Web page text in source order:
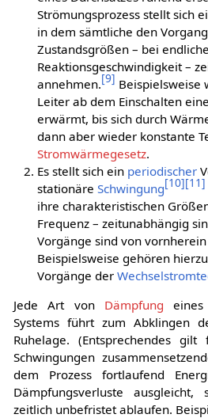
Strömungsprozess stellt sich
in dem sämtliche den
Zustandsgrößen – bei
Reaktionsgeschwindigkeit –
annehmen.[9] Beispielsweise
Leiter ab dem Einschalten
erwärmt, bis sich durch
dann aber wieder konstante
Stromwärmegesetz.
Es stellt sich ein periodischer
stationäre Schwingung[10][11]
ihre charakteristischen
Frequenz – zeitunabhängig
Vorgänge sind von
Beispielsweise gehören hierzu
Vorgänge der
Jede Art von Dämpfung
Systems führt zum Abklingen
Ruhelage. (Entsprechendes
Schwingungen
dem Prozess fortlaufend
Dämpfungsverluste
zeitlich unbefristet ablaufen.